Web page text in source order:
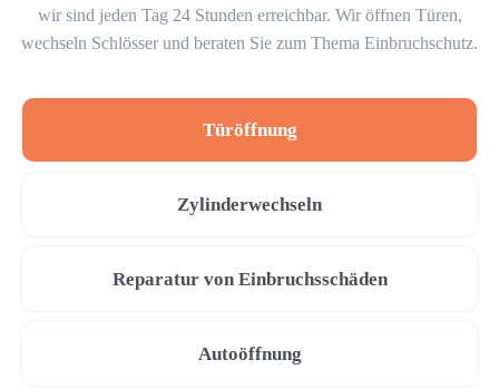
wir sind jeden Tag 24 Stunden erreichbar. Wir öffnen Türen,
wechseln Schlösser und beraten Sie zum Thema Einbruchschutz.
Türöffnung
Zylinderwechseln
Reparatur von Einbruchsschäden
Autoöffnung